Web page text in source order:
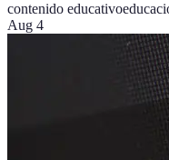
contenido educativo
Aug 4